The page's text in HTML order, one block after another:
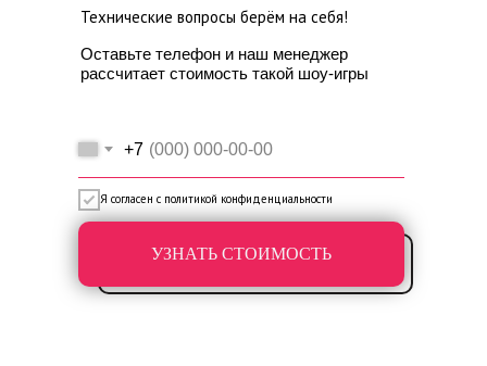
Технические вопросы берём на себя!
+7
Я согласен с политикой конфиденциальности
УЗНАТЬ СТОИМОСТЬ
Оставьте телефон и наш менеджер
рассчитает стоимость такой шоу-игры